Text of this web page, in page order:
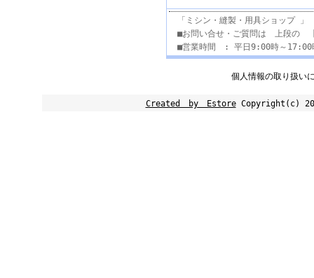
「ミシン・縫製・用具ショップ 」
■お問い合せ・ご質問は 上段の
■営業時間 : 平日9:00時～17:00
個人情報の取り扱い
Created by EstoreCopyright(c)